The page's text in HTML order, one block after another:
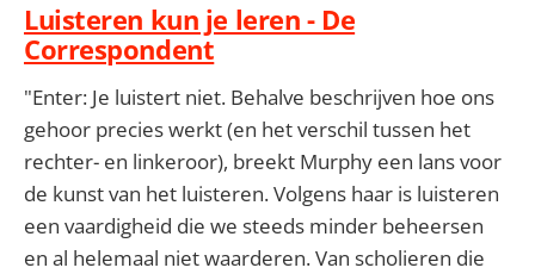
Luisteren kun je leren - De
Correspondent
"Enter: Je luistert niet. Behalve beschrijven hoe ons
gehoor precies werkt (en het verschil tussen het
rechter- en linkeroor), breekt Murphy een lans voor
de kunst van het luisteren. Volgens haar is luisteren
een vaardigheid die we steeds minder beheersen
en al helemaal niet waarderen. Van scholieren die